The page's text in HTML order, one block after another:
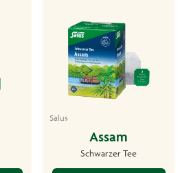
Salus
Assam
Schwarzer Tee